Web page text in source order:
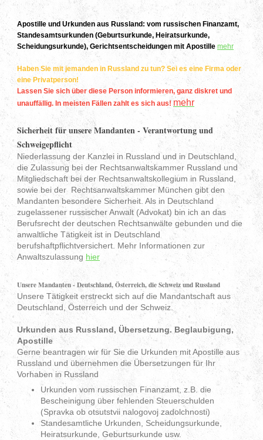
Apostille und Urkunden aus Russland: vom russischen Finanzamt,
Standesamtsurkunden (Geburtsurkunde, Heiratsurkunde,
Scheidungsurkunde), Gerichtsentscheidungen mit Apostille mehr
Haben Sie mit jemanden in Russland zu tun? Sei es eine Firma oder
eine Privatperson!
Lassen Sie sich über diese Person informieren, ganz diskret und
unauffällig. In meisten Fällen zahlt es sich aus! mehr
Sicherheit für unsere Mandanten - Verantwortung und
Schweigepflicht
Niederlassung der Kanzlei in Russland und in Deutschland,
die Zulassung bei der Rechtsanwaltskammer Russland und
Mitgliedschaft bei der Rechtsanwaltskollegium in Russland,
sowie bei der Rechtsanwaltskammer München gibt den
Mandanten besondere Sicherheit. Als in Deutschland
zugelassener russischer Anwalt (Advokat) bin ich an das
Berufsrecht der deutschen Rechtsanwälte gebunden und die
anwaltliche Tätigkeit ist in Deutschland
berufshaftpflichtversichert. Mehr Informationen zur
Anwaltszulassung hier
Unsere Mandanten - Deutschland, Österreich, die Schweiz und Russland
Unsere Tätigkeit erstreckt sich auf die Mandantschaft aus
Deutschland, Österreich und der Schweiz.
Urkunden aus Russland, Übersetzung. Beglaubigung,
Apostille
Gerne beantragen wir für Sie die Urkunden mit Apostille aus
Russland und übernehmen die Übersetzungen für Ihr
Vorhaben in Russland
Urkunden vom russischen Finanzamt, z.B. die
Bescheinigung über fehlenden Steuerschulden
(Spravka ob otsutstvii nalogovoj zadolchnosti)
Standesamtliche Urkunden, Scheidungsurkunde,
Heiratsurkunde, Geburtsurkunde usw.